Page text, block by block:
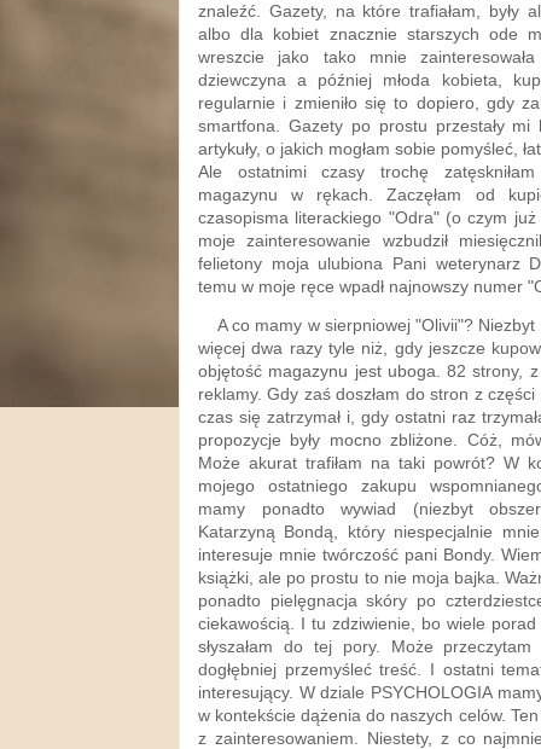
znaleźć. Gazety, na które trafiałam, były
albo dla kobiet znacznie starszych ode
wreszcie jako tako mnie
dziewczyna a później młoda kobieta,
regularnie i zmieniło się to dopiero, gdy
smartfona. Gazety po prostu przestały
artykuły, o jakich mogłam sobie pomyśleć,
Ale ostatnimi czasy trochę
magazynu w rękach. Zaczęłam od
czasopisma literackiego "Odra" (o czym już
moje zainteresowanie wzbudził
felietony moja ulubiona Pani weterynarz
temu w moje ręce wpadł najnowszy numer
A co mamy w sierpniowej "Olivii"? Niezbyt
więcej dwa razy tyle niż, gdy jeszcze
objętość magazynu jest uboga. 82 strony,
reklamy. Gdy zaś doszłam do stron z
czas się zatrzymał i, gdy ostatni raz
propozycje były mocno zbliżone. Cóż,
Może akurat trafiłam na taki powrót? W
mojego ostatniego zakupu
mamy ponadto wywiad (niezbyt
Katarzyną Bondą, który niespecjalnie
interesuje mnie twórczość pani Bondy.
książki, ale po prostu to nie moja bajka.
ponadto pielęgnacja skóry po
ciekawością. I tu zdziwienie, bo wiele
słyszałam do tej pory. Może
dogłębniej przemyśleć treść. I ostatni
interesujący. W dziale PSYCHOLOGIA
w kontekście dążenia do naszych celów.
z zainteresowaniem. Niestety, z co